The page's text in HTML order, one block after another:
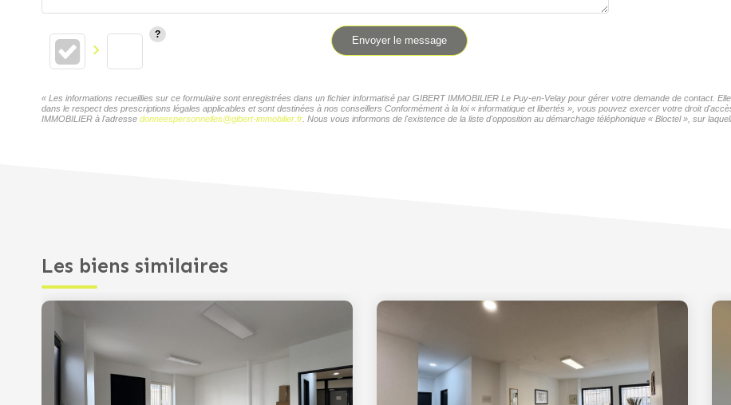
Envoyer le message
« Les informations recueillies sur ce formulaire sont enregistrées dans un fichier informatisé par GIBERT IMMOBILIER Le Puy-en-Velay pour gérer votre demande de contact.
dans le respect des prescriptions légales applicables et sont destinées à nos conseillers Conformément à la loi « informatique et libertés », vous pouvez exercer votre droit
IMMOBILIER à l'adresse donneespersonnelles@gibert-immobilier.fr . Nous vous informons de l'existence de la liste d'opposition au démarchage téléphonique « Bloctel », sur
Les biens similaires